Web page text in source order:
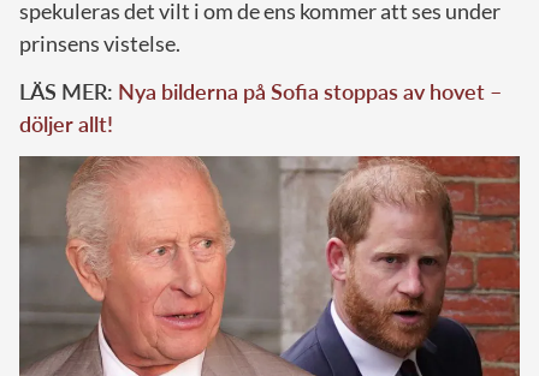
spekuleras det vilt i om de ens kommer att ses under
prinsens vistelse.
LÄS MER: Nya bilderna på Sofia stoppas av hovet –
döljer allt!